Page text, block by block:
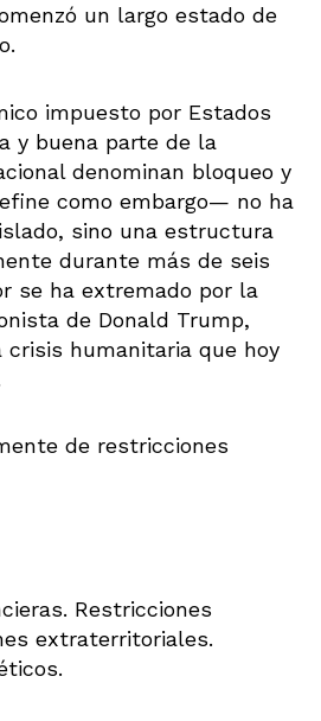
un largo estado de
impuesto por Estados
y buena parte de la
denominan bloqueo y
como embargo— no ha
sino una estructura
durante más de seis
se ha extremado por la
de Donald Trump,
crisis humanitaria que hoy
de restricciones
Restricciones
extraterritoriales.